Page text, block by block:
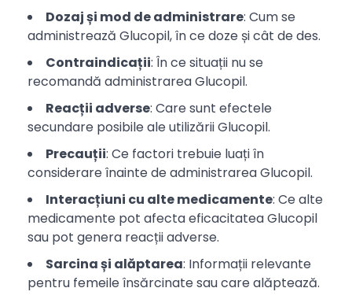
Dozaj și mod de administrare: Cum se
administrează Glucopil, în ce doze și cât de des.
Contraindicații: În ce situații nu se
recomandă administrarea Glucopil.
Reacții adverse: Care sunt efectele
secundare posibile ale utilizării Glucopil.
Precauții: Ce factori trebuie luați în
considerare înainte de administrarea Glucopil.
Interacțiuni cu alte medicamente: Ce alte
medicamente pot afecta eficacitatea Glucopil
sau pot genera reacții adverse.
Sarcina și alăptarea: Informații relevante
pentru femeile însărcinate sau care alăptează.